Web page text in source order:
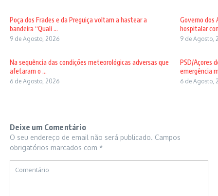
Poça dos Frades e da Preguiça voltam a hastear a
bandeira “Quali ...
9 de Agosto, 2026
Governo dos
hospitalar
9 de Agosto,
Na sequência das condições meteorológicas adversas que
afetaram o ...
6 de Agosto, 2026
PSD/Açores
emergência
6 de Agosto,
Deixe um Comentário
O seu endereço de email não será publicado. Campos
obrigatórios marcados com *